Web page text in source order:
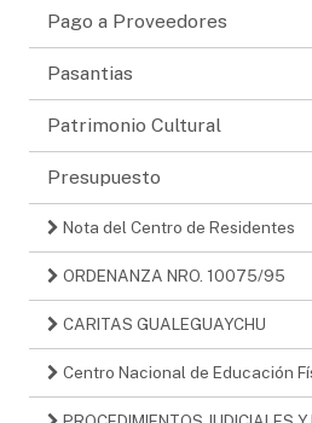
Pago a Proveedores
Pasantias
Patrimonio Cultural
Presupuesto
Nota del Centro de Residentes
ORDENANZA NRO. 10075/95
CARITAS GUALEGUAYCHU
Centro Nacional de Educación